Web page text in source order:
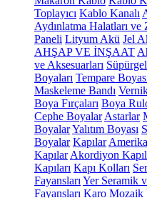
Toplayıcı Kablo Kanalı
Aydınlatma Halatları ve
Paneli Lityum Akü Jel
AHŞAP VE İNŞAAT
ve Aksesuarları
Boyaları Tempare
Maskeleme Bandı
Boya Fırçaları Boya
Cephe Boyalar Astarlar
BoyalarYalıtım Boyası
Boyalar Kapılar
Kapılar Akordiyon
Kapıları Kapı Kolları
Fayansları Yer Seramik
Fayansları Karo Mozaik